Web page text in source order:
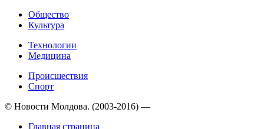
Общество
Культура
Технологии
Медицина
Происшествия
Спорт
© Новости Молдова. (2003-2016) —
Главная страница